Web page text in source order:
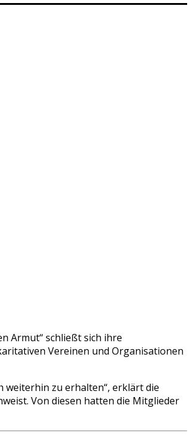
Armut“ schließt sich ihre
Vereinen und Organisationen
weiterhin zu erhalten“, erklärt die
Von diesen hatten die Mitglieder